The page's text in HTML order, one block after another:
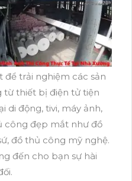
để trải nghiệm các sản
từ thiết bị điện tử tiện
di động, tivi, máy ảnh,
công đẹp mắt như đồ
đồ thủ công mỹ nghệ.
đến cho bạn sự hài